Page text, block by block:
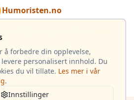
Humoristen.no
med en dose humor! 🌟
033 vitser i samlingen
Om oss
Kontakt oss
Opphavsrett
å forbedre din opplevelse,
personalisert innhold. Du
du vil tillate. Les mer i vår
.
Innstillinger